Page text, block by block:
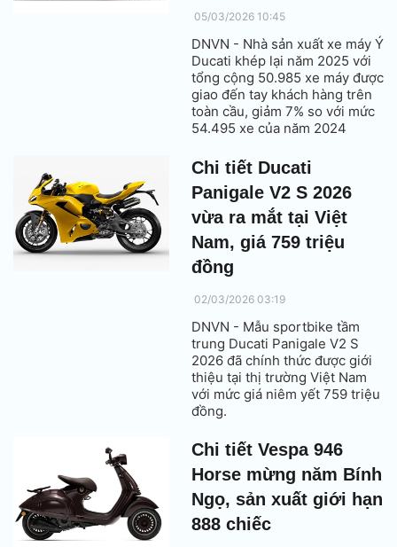
05/03/2026 10:45
DNVN - Nhà sản xuất xe máy Ý
Ducati khép lại năm 2025 với
tổng cộng 50.985 xe máy được
giao đến tay khách hàng trên
toàn cầu, giảm 7% so với mức
54.495 xe của năm 2024
đại lý Ducati toàn thế giới.
Chi tiết Ducati
Panigale V2 S 2026
vừa ra mắt tại Việt
Nam, giá 759 triệu
đồng
02/03/2026 03:19
DNVN - Mẫu sportbike tầm
trung Ducati Panigale V2 S
2026 đã chính thức được giới
thiệu tại thị trường Việt Nam
với mức giá niêm yết 759 triệu
đồng.
Chi tiết Vespa 946
Horse mừng năm Bính
Ngọ, sản xuất giới hạn
888 chiếc